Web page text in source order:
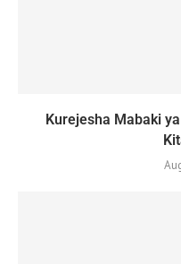
Kurejesha Mabaki